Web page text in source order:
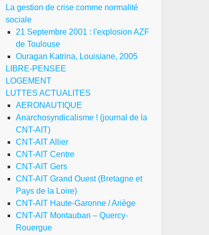
La gestion de crise comme normalité
sociale
21 Septembre 2001 : l'explosion AZF
de Toulouse
Ouragan Katrina, Louisiane, 2005
LIBRE-PENSEE
LOGEMENT
LUTTES ACTUALITES
AERONAUTIQUE
Anarchosyndicalisme ! (journal de la
CNT-AIT)
CNT-AIT Allier
CNT-AIT Centre
CNT-AIT Gers
CNT-AIT Grand Ouest (Bretagne et
Pays de la Loire)
CNT-AIT Haute-Garonne / Ariège
CNT-AIT Montauban – Quercy-
Rouergue